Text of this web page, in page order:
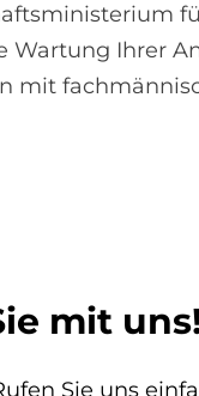
Ihrer
mit
mit
Sie uns